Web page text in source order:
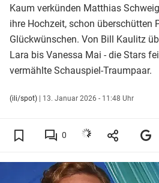
Kaum verkünden Matthias
ihre Hochzeit, schon überschütten
Glückwünschen. Von Bill Kaulitz
Lara bis Vanessa Mai - die Stars
vermählte Schauspiel-Traumpaar.
(ili/spot) | 13. Januar 2026 - 11:48 Uhr
0